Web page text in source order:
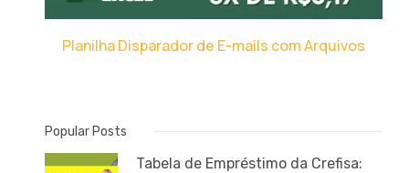
Planilha Disparador de E-mails com Arquivos
Popular Posts
Tabela de Empréstimo da Crefisa: